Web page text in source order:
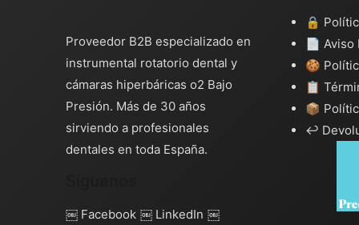
Proveedor B2B especializado en
instrumental rotatorio dental y
cámaras hiperbáricas o2 Bajo
Presión. Más de 30 años
sirviendo a profesionales
dentales en toda España.
￼ Facebook ￼ LinkedIn ￼
🔒
📄 Aviso
🍪
📋
📦
↩️